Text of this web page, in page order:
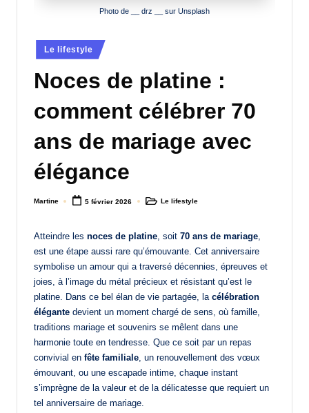
Photo de __ drz __ sur Unsplash
Posted
in
Le lifestyle
Noces de platine :
comment célébrer 70
ans de mariage avec
élégance
Posted
Martine 5 février 2026
PostedLe lifestyle
Atteindre les noces de platine, soit 70 ans de mariage,
est une étape aussi rare qu’émouvante. Cet anniversaire
symbolise un amour qui a traversé décennies, épreuves et
joies, à l’image du métal précieux et résistant qu’est le
platine. Dans ce bel élan de vie partagée, la célébration
élégante devient un moment chargé de sens, où famille,
traditions mariage et souvenirs se mêlent dans une
harmonie toute en tendresse. Que ce soit par un repas
convivial en fête familiale, un renouvellement des vœux
émouvant, ou une escapade intime, chaque instant
s’imprègne de la valeur et de la délicatesse que requiert un
tel anniversaire de mariage.